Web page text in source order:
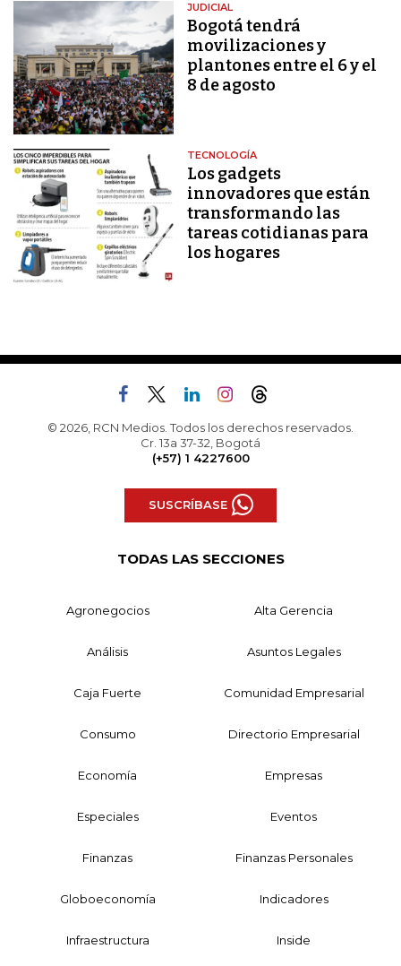
JUDICIAL
Bogotá tendrá
movilizaciones y
plantones entre el 6 y el
8 de agosto
TECNOLOGÍA
Los gadgets
innovadores que están
transformando las
tareas cotidianas para
los hogares
© 2026, RCN Medios. Todos los derechos reservados.
Cr. 13a 37-32, Bogotá
(+57) 1 4227600
SUSCRÍBASE
TODAS LAS SECCIONES
Agronegocios Alta Gerencia
Análisis Asuntos Legales
Caja Fuerte Comunidad Empresarial
Consumo Directorio Empresarial
Economía Empresas
Especiales Eventos
Finanzas Finanzas Personales
Globoeconomía Indicadores
Infraestructura Inside